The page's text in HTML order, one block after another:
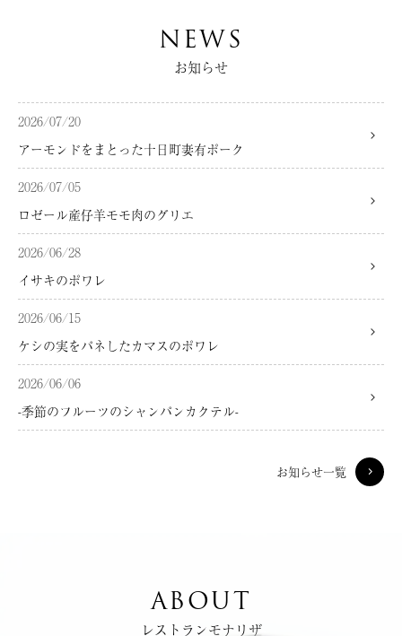
NEWS
お知らせ
2026/07/20
アーモンドをまとった十日町妻有ポーク
2026/07/05
ロゼール産仔羊モモ肉のグリエ
2026/06/28
イサキのポワレ
2026/06/15
ケシの実をパネしたカマスのポワレ
2026/06/06
-季節のフルーツのシャンパンカクテル-
お知らせ一覧
ABOUT
レストランモナリザ